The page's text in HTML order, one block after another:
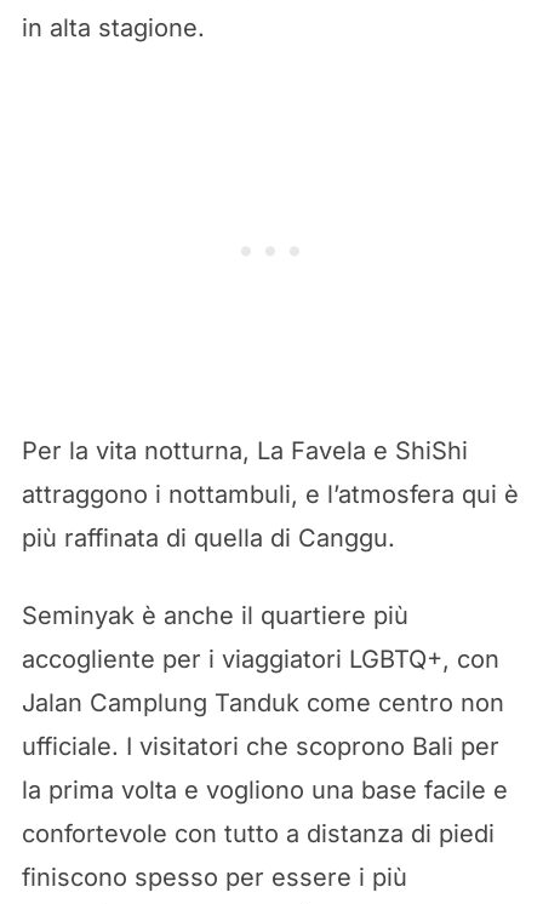
in alta stagione.
Per la vita notturna, La Favela e ShiShi
attraggono i nottambuli, e l’atmosfera qui è
più raffinata di quella di Canggu.
Seminyak è anche il quartiere più
accogliente per i viaggiatori LGBTQ+, con
Jalan Camplung Tanduk come centro non
ufficiale. I visitatori che scoprono Bali per
la prima volta e vogliono una base facile e
confortevole con tutto a distanza di piedi
finiscono spesso per essere i più